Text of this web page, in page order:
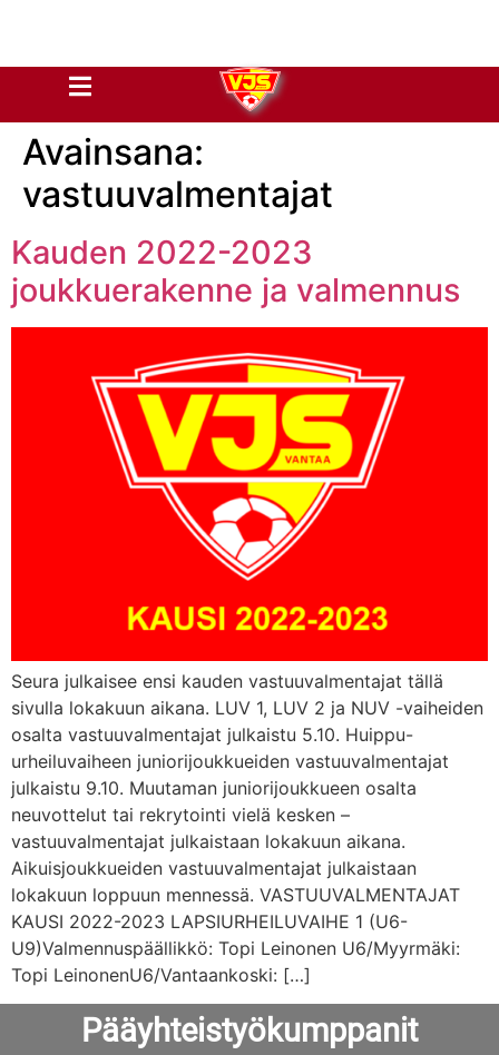
Avainsana:
vastuuvalmentajat
Kauden 2022-2023
joukkuerakenne ja valmennus
Seura julkaisee ensi kauden vastuuvalmentajat tällä
sivulla lokakuun aikana. LUV 1, LUV 2 ja NUV -vaiheiden
osalta vastuuvalmentajat julkaistu 5.10. Huippu-
urheiluvaiheen juniorijoukkueiden vastuuvalmentajat
julkaistu 9.10. Muutaman juniorijoukkueen osalta
neuvottelut tai rekrytointi vielä kesken –
vastuuvalmentajat julkaistaan lokakuun aikana.
Aikuisjoukkueiden vastuuvalmentajat julkaistaan
lokakuun loppuun mennessä. VASTUUVALMENTAJAT
KAUSI 2022-2023 LAPSIURHEILUVAIHE 1 (U6-
U9)Valmennuspäällikkö: Topi Leinonen U6/Myyrmäki:
Topi LeinonenU6/Vantaankoski: […]
Pääyhteistyökumppanit